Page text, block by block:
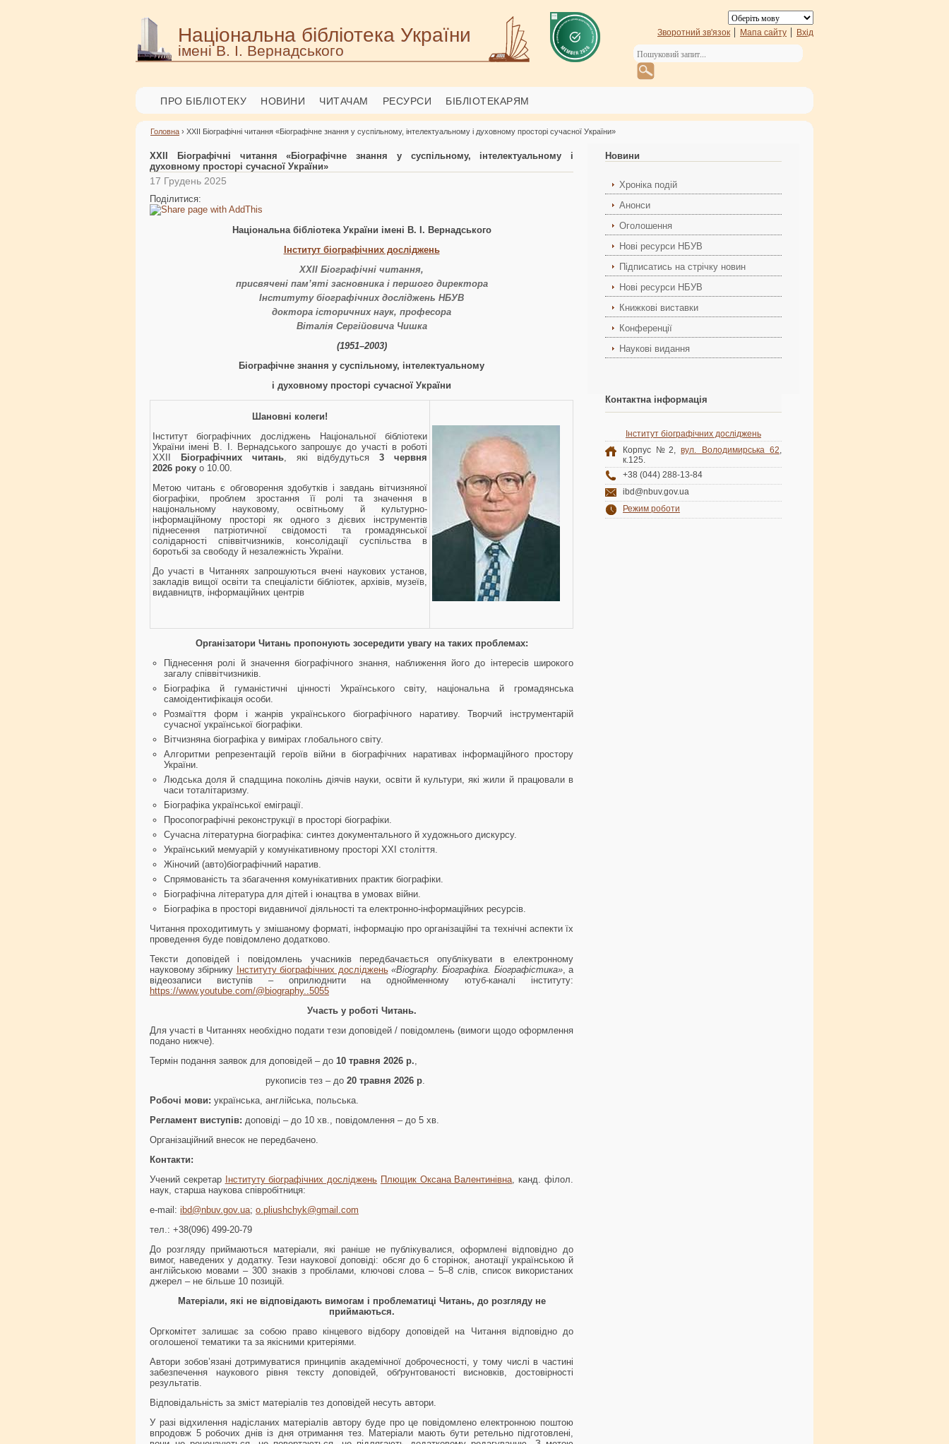
Національна бібліотека України
імені В. І. Вернадського
Зворотний зв'язок Мапа сайту Вхід
ПРО БІБЛІОТЕКУ НОВИНИ ЧИТАЧАМ РЕСУРСИ БІБЛІОТЕКАРЯМ
Головна › ХХІІ Біографічні читання «Біографічне знання у суспільному, інтелектуальному і духовному просторі сучасної України»
ХХІІ Біографічні читання «Біографічне знання у суспільному, інтелектуальному і
духовному просторі сучасної України»
17 Грудень 2025
Поділитися:
Національна бібліотека України імені В. І. Вернадського
Інститут біографічних досліджень
ХХІІ Біографічні читання,
присвячені пам’яті засновника і першого директора
Інституту біографічних досліджень НБУВ
доктора історичних наук, професора
Віталія Сергійовича Чишка
(1951–2003)
Біографічне знання у суспільному, інтелектуальному
і духовному просторі сучасної України
Шановні колеги!
Інститут біографічних досліджень Національної бібліотеки
України імені В. І. Вернадського запрошує до участі в роботі
ХХІІ
Біографічних читань, які відбудуться3 червня
2026 рокуо 10.00.
Метою читань є обговорення здобутків і завдань вітчизняної
біографіки, проблем зростання її ролі та значення в
національному науковому, освітньому й культурно-
інформаційному просторі як одного з дієвих інструментів
піднесення патріотичної свідомості та громадянської
солідарності співвітчизників, консолідації суспільства в
боротьбі за свободу й незалежність України.
До участі в Читаннях запрошуються вчені наукових установ,
закладів вищої освіти та спеціалісти бібліотек, архівів, музеїв,
видавництв, інформаційних центрів
Організатори Читань пропонують зосередити увагу на таких проблемах:
Піднесення ролі й значення біографічного знання, наближення його до інтересів широкого
загалу співвітчизників.
Біографіка й гуманістичні цінності Українського світу, національна й громадянська
самоідентифікація особи.
Розмаїття форм і жанрів українського біографічного наративу. Творчий інструментарій
сучасної української біографіки.
Вітчизняна біографіка у вимірах глобального світу.
Алгоритми репрезентацій героїв війни в біографічних наративах інформаційного простору
України.
Людська доля й спадщина поколінь діячів науки, освіти й культури, які жили й працювали в
часи тоталітаризму.
Біографіка української еміграції.
Просопографічні реконструкції в просторі біографіки.
Сучасна літературна біографіка: синтез документального й художнього дискурсу.
Український мемуарій у комунікативному просторі ХХІ століття.
Жіночий (авто)біографічний наратив.
Спрямованість та збагачення комунікативних практик біографіки.
Біографічна література для дітей і юнацтва в умовах війни.
Біографіка в просторі видавничої діяльності та електронно-інформаційних ресурсів.
Читання проходитимуть у змішаному форматі, інформацію про організаційні та технічні аспекти їх
проведення буде повідомлено додатково.
Тексти доповідей і повідомлень учасників передбачається опублікувати в електронному
науковому збірнику
Інституту біографічних досліджень «Biography. Біографіка. Біографістика», а
відеозаписи виступів – оприлюднити на однойменному ютуб-каналі інституту:
https://www.youtube.com/@biography..5055
Участь у роботі Читань.
Для участі в Читаннях необхідно подати тези доповідей / повідомлень (вимоги щодо оформлення
подано нижче).
Термін подання заявок для доповідей – до 10 травня 2026 р.
рукописів тез – до 20 травня 2026 р
Робочі мови: українська, англійська, польська.
Регламент виступів: доповіді – до 10 хв., повідомлення – до 5 хв.
Організаційний внесок не передбачено.
Контакти:
Учений секретар
Інституту біографічних досліджень Плющик Оксана Валентинівна , канд. філол.
наук, старша наукова співробітниця:
e-mail: ibd@nbuv.gov.ua; o.pliushchyk@gmail.com
тел.: +38(096) 499-20-79
До розгляду приймаються матеріали, які раніше не публікувалися, оформлені відповідно до
вимог, наведених у додатку. Тези наукової доповіді: обсяг до 6 сторінок, анотації українською й
англійською мовами – 300 знаків з пробілами, ключові слова – 5–8 слів, список використаних
джерел – не більше 10 позицій.
Матеріали, які не відповідають вимогам і проблематиці Читань, до розгляду не
приймаються.
Оргкомітет залишає за собою право кінцевого відбору доповідей на Читання відповідно до
оголошеної тематики та за якісними критеріями.
Автори зобов’язані дотримуватися принципів академічної доброчесності, у тому числі в частині
забезпечення наукового рівня тексту доповідей, обґрунтованості висновків, достовірності
результатів.
Відповідальність за зміст матеріалів тез доповідей несуть автори.
У разі відхилення надісланих матеріалів автору буде про це повідомлено електронною поштою
впродовж 5 робочих днів із дня отримання тез. Матеріали мають бути ретельно підготовлені,
Новини
Хроніка подій
Анонси
Оголошення
Нові ресурси НБУВ
Підписатись на стрічку новин
Нові ресурси НБУВ
Книжкові виставки
Конференції
Наукові видання
Контактна інформація
Інститут біографічних досліджень
Корпус №2,вул. Володимирська 62,
к.125.
+38 (044) 288-13-84
ibd@nbuv.gov.ua
Режим роботи